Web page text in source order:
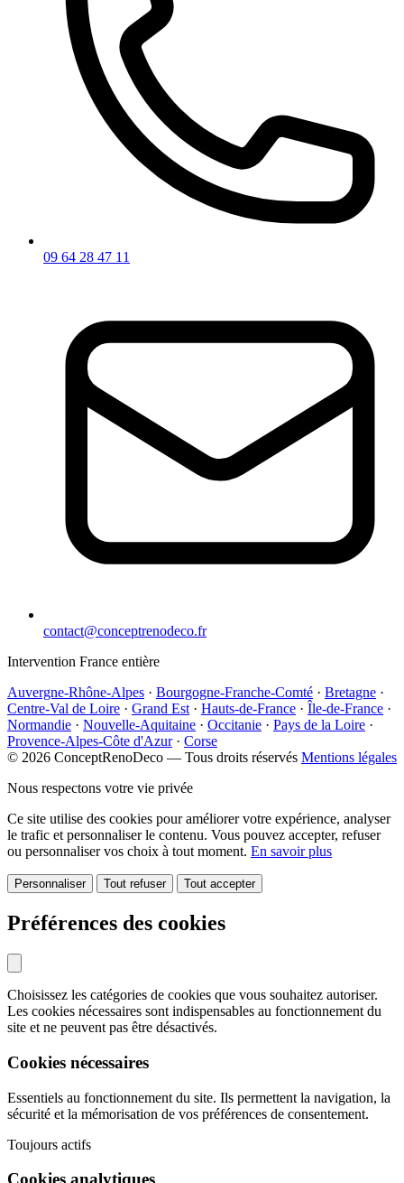
09 64 28 47 11
contact@conceptrenodeco.fr
Intervention France entière
Auvergne-Rhône-Alpes · Bourgogne-Franche-Comté · Bretagne ·
Centre-Val de Loire · Grand Est · Hauts-de-France · Île-de-France ·
Normandie · Nouvelle-Aquitaine · Occitanie · Pays de la Loire ·
Provence-Alpes-Côte d'Azur · Corse
© 2026 ConceptRenoDeco — Tous droits réservés Mentions légales
Nous respectons votre vie privée
Ce site utilise des cookies pour améliorer votre expérience, analyser
le trafic et personnaliser le contenu. Vous pouvez accepter, refuser
ou personnaliser vos choix à tout moment. En savoir plus
Personnaliser Tout refuser Tout accepter
Préférences des cookies
Choisissez les catégories de cookies que vous souhaitez autoriser.
Les cookies nécessaires sont indispensables au fonctionnement du
site et ne peuvent pas être désactivés.
Cookies nécessaires
Essentiels au fonctionnement du site. Ils permettent la navigation, la
sécurité et la mémorisation de vos préférences de consentement.
Toujours actifs
Cookies analytiques